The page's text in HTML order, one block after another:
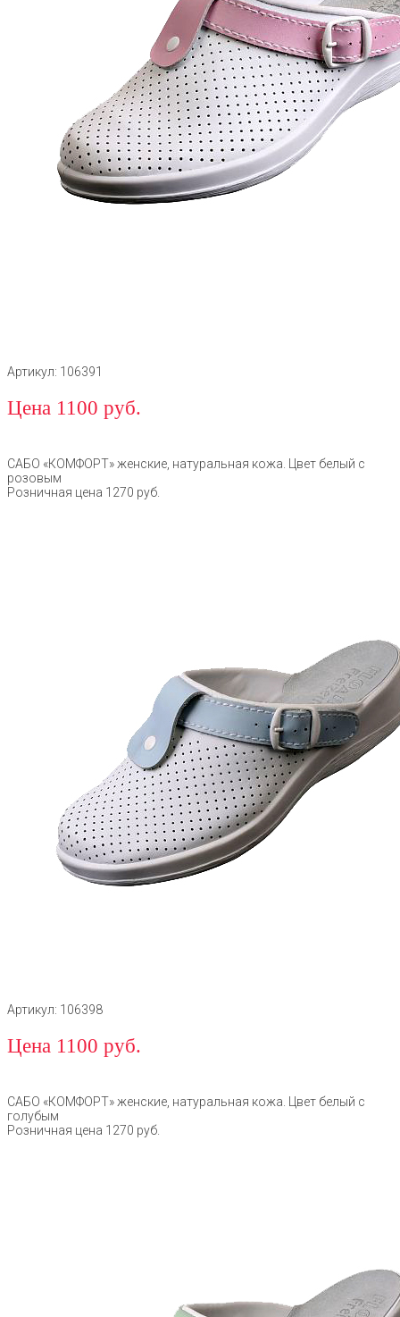
Артикул: 106391
Цена 1100 руб.
САБО «КОМФОРТ» женские, натуральная кожа. Цвет белый с
розовым
Розничная цена 1270 руб.
Артикул: 106398
Цена 1100 руб.
САБО «КОМФОРТ» женские, натуральная кожа. Цвет белый с
голубым
Розничная цена 1270 руб.